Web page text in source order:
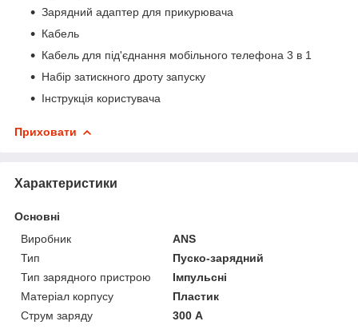
Зарядний адаптер для прикурювача
Кабель
Кабель для під'єднання мобільного телефона 3 в 1
Набір затискного дроту запуску
Інструкція користувача
Приховати
Характеристики
Основні
Виробник
ANS
Тип
Пуско-зарядний
Тип зарядного пристрою
Імпульсні
Матеріал корпусу
Пластик
Струм заряду
300 А